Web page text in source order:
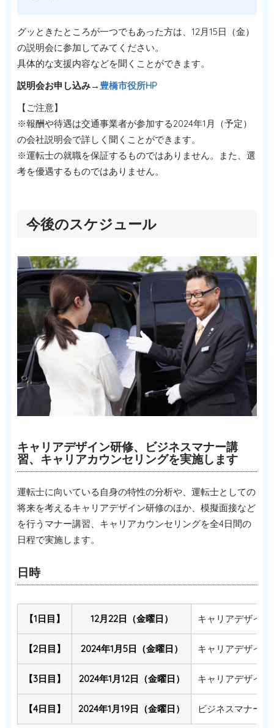
グッときたところが一つでもあった方は、12月15日（金）
の説明会に参加してみてください。
具体的な支援内容などを聞くことができます。
説明会お申し込み→豊橋市役所HP
【ご注意】
※報酬や待遇は交通事業者が参加する2024年1月（予定）
の会社説明会で詳しく聞くことができます。
※運転士の就職を保証するものではありません。また、選
考を優遇するものではありません。
今後のスケジュール
キャリアデザイン研修、ビジネスマナー講
習、キャリアカウンセリングを実施します
運転士に向いている自身の特性の分析や、運転士としての
将来を考えるキャリアデザイン研修のほか、模擬面接など
を行うマナー講習、キャリアカウンセリングを全4日間の
日程で実施します。
日時
【1日目】 12月22日（金曜日） キャリアデザイン
【2日目】 2024年1月5日（金曜日） キャリアデザイン
【3日目】 2024年1月12日（金曜日） キャリアデザイ
【4日目】 2024年1月19日（金曜日） ビジネスマナー